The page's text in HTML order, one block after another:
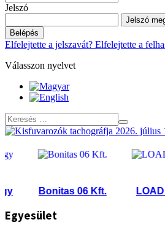
Jelszó
Jelszó
Belépés
Elfelejtette a jelszavát? Elfelejtette a
Válasszon nyelvet
Bonitas 06 Kft. LOAD 'N
Egyesület